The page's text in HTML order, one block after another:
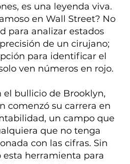
es una leyenda viva.
en Wall Street? No
para analizar estados
de un cirujano;
para identificar el
ven números en rojo.
el bullicio de Brooklyn,
comenzó su carrera en
un campo que
que no tenga
con las cifras. Sin
herramienta para